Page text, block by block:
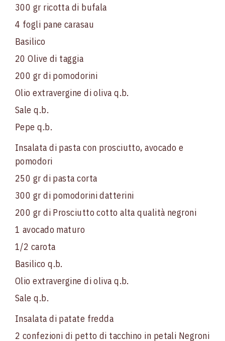
300 gr ricotta di bufala
4 fogli pane carasau
Basilico
20 Olive di taggia
200 gr di pomodorini
Olio extravergine di oliva q.b.
Sale q.b.
Pepe q.b.
Insalata di pasta con prosciutto, avocado e
pomodori
250 gr di pasta corta
300 gr di pomodorini datterini
200 gr di Prosciutto cotto alta qualità negroni
1 avocado maturo
1/2 carota
Basilico q.b.
Olio extravergine di oliva q.b.
Sale q.b.
Insalata di patate fredda
2 confezioni di petto di tacchino in petali Negroni